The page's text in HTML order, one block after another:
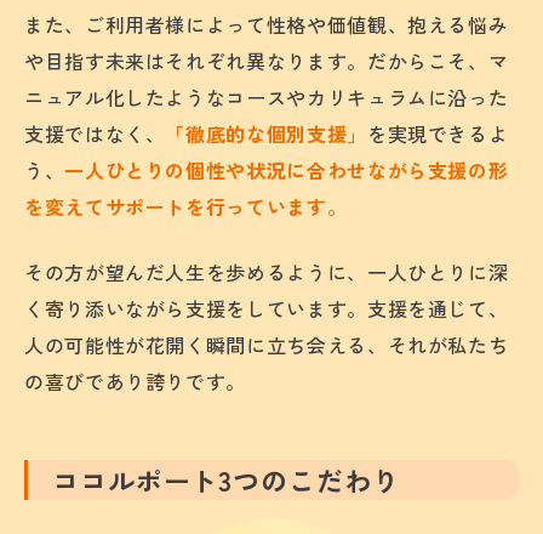
また、ご利用者様によって性格や価値観、抱える悩み
や目指す未来はそれぞれ異なります。だからこそ、マ
ニュアル化したようなコースやカリキュラムに沿った
支援ではなく、
「徹底的な個別支援」 を実現できるよ
う、 一人ひとりの個性や状況に合わせながら支援の形
を変えてサポートを行っています。
その方が望んだ人生を歩めるように、一人ひとりに深
く寄り添いながら支援をしています。支援を通じて、
人の可能性が花開く瞬間に立ち会える、それが私たち
の喜びであり誇りです。
ココルポート3つのこだわり